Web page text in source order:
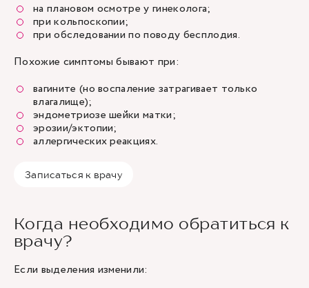
на плановом осмотре у гинеколога;
при кольпоскопии;
при обследовании по поводу бесплодия.
Похожие симптомы бывают при:
вагините (но воспаление затрагивает только
влагалище);
эндометриозе шейки матки;
эрозии/эктопии;
аллергических реакциях.
Записаться к врачу
Когда необходимо обратиться к
врачу?
Если выделения изменили: